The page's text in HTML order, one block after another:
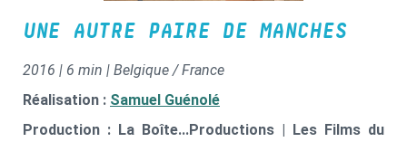
UNE AUTRE PAIRE DE MANCHES
2016 | 6 min | Belgique / France
Réalisation : Samuel Guénolé
Production : La Boîte...Productions | Les Films du